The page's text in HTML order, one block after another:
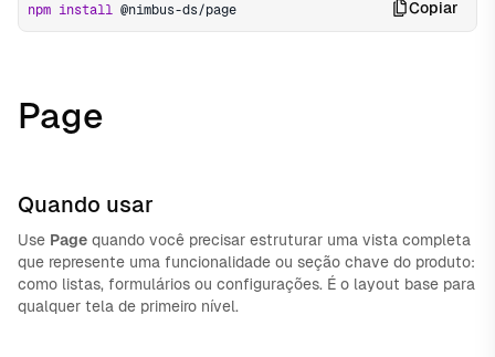
npm install @nimbus-ds/page Copiar
Page
Quando usar
Use Page quando você precisar estruturar uma vista completa
que represente uma funcionalidade ou seção chave do produto:
como listas, formulários ou configurações. É o layout base para
qualquer tela de primeiro nível.